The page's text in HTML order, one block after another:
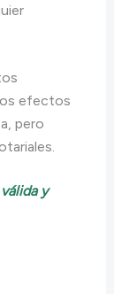
efectos
pero
y